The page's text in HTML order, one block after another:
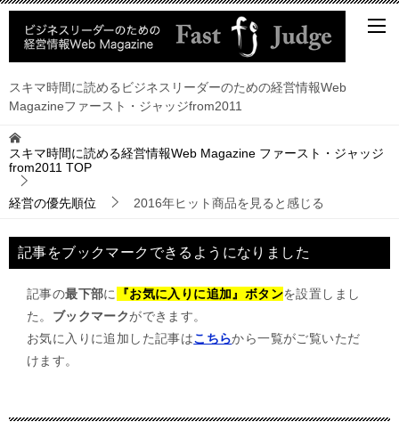
スキマ時間に読めるビジネスリーダーのための経営情報Web
Magazineファースト・ジャッジfrom2011
スキマ時間に読める経営情報Web Magazine ファースト・ジャッジ
from2011 TOP
経営の優先順位 2016年ヒット商品を見ると感じる
記事をブックマークできるようになりました
記事の最下部に 『お気に入りに追加』ボタンを設置しまし
た。 ブックマークができます。
お気に入りに追加した記事はこちらから一覧がご覧いただ
けます。